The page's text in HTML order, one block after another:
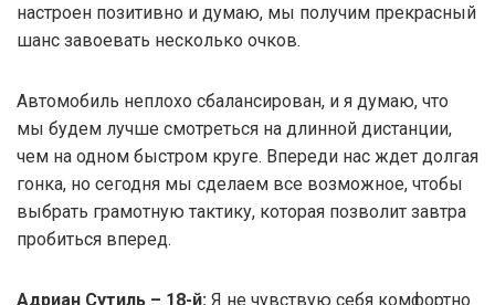
настроен позитивно и думаю, мы получим прекрасный
шанс завоевать несколько очков.
Автомобиль неплохо сбалансирован, и я думаю, что
мы будем лучше смотреться на длинной дистанции,
чем на одном быстром круге. Впереди нас ждет долгая
гонка, но сегодня мы сделаем все возможное, чтобы
выбрать грамотную тактику, которая позволит завтра
пробиться вперед.
Адриан Сутиль – 18-й: Я не чувствую себя комфортно